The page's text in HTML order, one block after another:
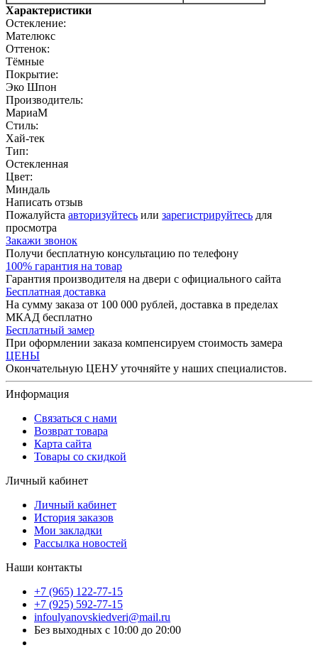
Характеристики
Остекление:
Мателюкс
Оттенок:
Тёмные
Покрытие:
Эко Шпон
Производитель:
МариаМ
Стиль:
Хай-тек
Тип:
Остекленная
Цвет:
Миндаль
Написать отзыв
Пожалуйста авторизуйтесь или зарегистрируйтесь для
просмотра
Закажи звонок
Получи бесплатную консультацию по телефону
100% гарантия на товар
Гарантия производителя на двери с официального сайта
Бесплатная доставка
На сумму заказа от 100 000 рублей, доставка в пределах
МКАД бесплатно
Бесплатный замер
При оформлении заказа компенсируем стоимость замера
ЦЕНЫ
Окончательную ЦЕНУ уточняйте у наших специалистов.
Информация
Связаться с нами
Возврат товара
Карта сайта
Товары со скидкой
Личный кабинет
Личный кабинет
История заказов
Мои закладки
Рассылка новостей
Наши контакты
+7 (965) 122-77-15
+7 (925) 592-77-15
infoulyanovskiedveri@mail.ru
Без выходных с 10:00 до 20:00